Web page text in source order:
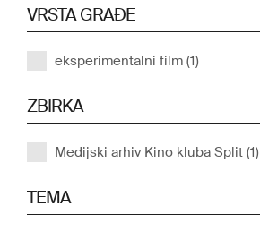
VRSTA GRAĐE
eksperimentalni film (1)
ZBIRKA
Medijski arhiv Kino kluba Split (1)
TEMA